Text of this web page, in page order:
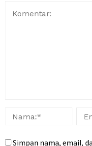
Simpan nama, email,